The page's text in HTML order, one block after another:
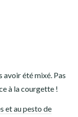
été mixé. Pas
à la courgette !
et au pesto de